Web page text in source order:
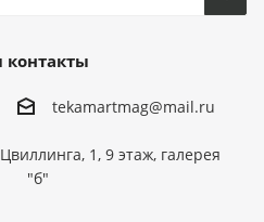
tekamartmag@mail.ru
1, 9 этаж, галерея
"б"